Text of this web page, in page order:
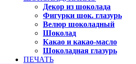
Декор из шоколада
Фигурки шок. глазурь
Велюр шоколадный
Шоколад
Какао и какао-масло
Шоколадная глазурь
ПЕЧАТЬ